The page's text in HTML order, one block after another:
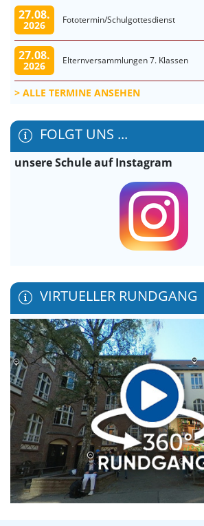
27.08.
2026 Fototermin/Schulgottesdienst
27.08.
2026 Elternversammlungen 7. Klassen
ALLE TERMINE ANSEHEN
FOLGT UNS ...
unsere Schule auf Instagram
VIRTUELLER RUNDGANG